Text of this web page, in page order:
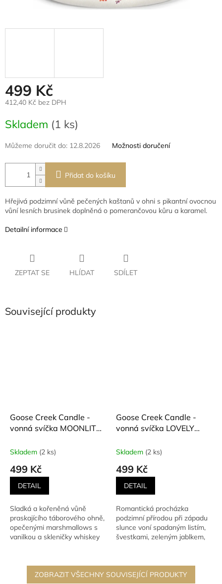
499 Kč
412,40 Kč bez DPH
cena:
Skladem (1 ks)
Můžeme doručit do: 12.8.2026 Možnosti doručení
Přidat do košíku
Hřejivá podzimní vůně pečených kaštanů v ohni s pikantní ovocnou
vůní lesních brusinek doplněná o pomerančovou kůru a karamel.
Detailní informace
ZEPTAT SE HLÍDAT SDÍLET
Související produkty
Goose Creek Candle -
vonná svíčka MOONLIT
tančící měsíční záře) 411
Skladem (2 ks)
499 Kč
DETAIL
Sladká a kořeněná vůně
praskajícího táborového ohně,
opečenými marshmallows s
vanilkou a skleničky whiskey
Goose Creek Candle -
vonná svíčka LOVELY
411 g
Skladem (2 ks)
499 Kč
DETAIL
Romantická procházka
podzimní přírodou při západu
slunce voní spadaným listím,
švestkami, zeleným jablkem,
ZOBRAZIT VŠECHNY SOUVISEJÍCÍ PRODUKTY